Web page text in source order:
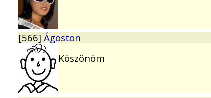
[566] Ágoston
Köszönöm